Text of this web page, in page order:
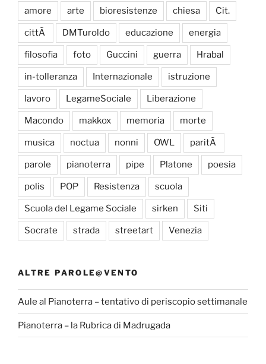
amore arte bioresistenze chiesa Cit.
cittÃ DMTuroldo educazione energia
filosofia foto Guccini guerra Hrabal
in-tolleranza Internazionale istruzione
lavoro LegameSociale Liberazione
Macondo makkox memoria morte
musica noctua nonni OWL paritÃ
parole pianoterra pipe Platone poesia
polis POP Resistenza scuola
Scuola del Legame Sociale sirken Siti
Socrate strada streetart Venezia
ALTRE PAROLE@VENTO
Aule al Pianoterra – tentativo di periscopio settimanale
Pianoterra – la Rubrica di Madrugada